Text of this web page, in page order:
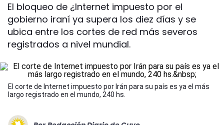
El bloqueo de ¿Internet impuesto por el
gobierno iraní ya supera los diez días y se
ubica entre los cortes de red más severos
registrados a nivel mundial.
El corte de Internet impuesto por Irán para su país es ya el más
largo registrado en el mundo, 240 hs.